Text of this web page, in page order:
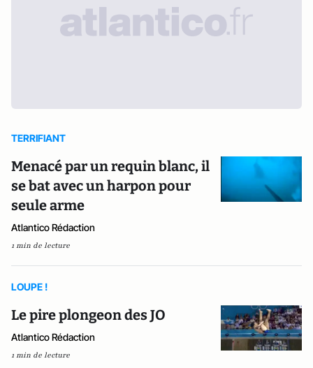
TERRIFIANT
Menacé par un requin blanc, il
se bat avec un harpon pour
seule arme
Atlantico Rédaction
1 min de lecture
LOUPE !
Le pire plongeon des JO
Atlantico Rédaction
1 min de lecture